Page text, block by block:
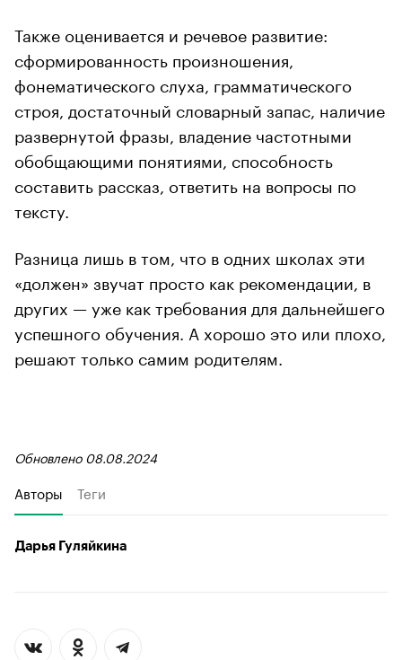
Также оценивается и речевое развитие:
сформированность произношения,
фонематического слуха, грамматического
строя, достаточный словарный запас, наличие
развернутой фразы, владение частотными
обобщающими понятиями, способность
составить рассказ, ответить на вопросы по
тексту.
Разница лишь в том, что в одних школах эти
«должен» звучат просто как рекомендации, в
других — уже как требования для дальнейшего
успешного обучения. А хорошо это или плохо,
решают только самим родителям.
Обновлено 08.08.2024
Авторы Теги
Дарья Гуляйкина